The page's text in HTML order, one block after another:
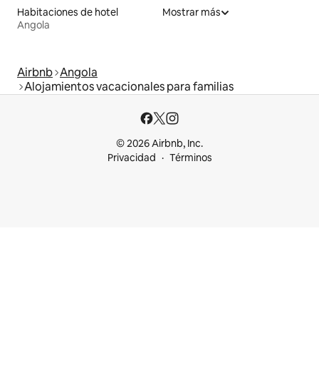
Habitaciones de hotel
Angola
Mostrar más
Airbnb Angola
Alojamientos vacacionales para familias
© 2026 Airbnb, Inc.
Privacidad
Términos